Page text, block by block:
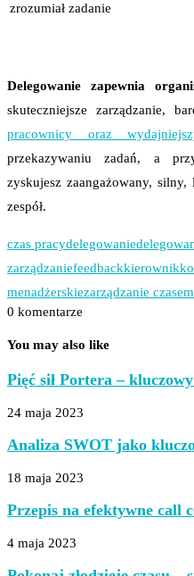
zrozumiał zadanie
Delegowanie zapewnia
skuteczniejsze zarządzanie,
pracownicy oraz
przekazywaniu zadań, a
zyskujesz zaangażowany,
zespół.
czas pracydelegowanie
zarządzaniefeedbackkierownik
menadżerskiezarządzanie czasem
0 komentarze
You may also like
Pięć sił Portera –
24 maja 2023
Analiza SWOT jako
18 maja 2023
Przepis na efektywne call
4 maja 2023